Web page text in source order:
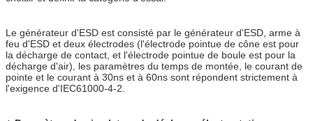
Le générateur d'ESD est consisté par le générateur d'ESD, arme à
feu d'ESD et deux électrodes (l'électrode pointue de cône est pour
la décharge de contact, et l'électrode pointue de boule est pour la
décharge d'air), les paramètres du temps de montée, le courant de
pointe et le courant à 30ns et à 60ns sont répondent strictement à
l'exigence d'IEC61000-4-2.